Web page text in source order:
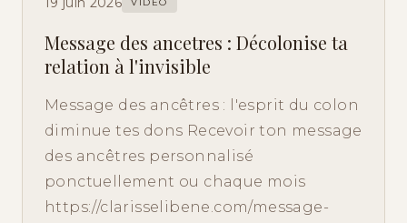
VIDÉO
Message des ancetres : Décolonise ta
relation à l'invisible
Message des ancêtres : l'esprit du colon
diminue tes dons Recevoir ton message
des ancêtres personnalisé
ponctuellement ou chaque mois
https://clarisselibene.com/message-